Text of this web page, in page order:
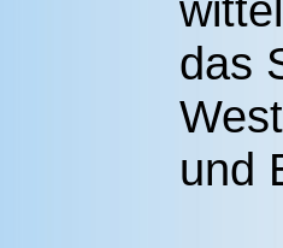
das
und